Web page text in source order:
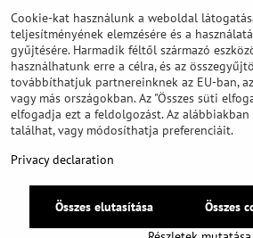
Hogyan válasszuk ki a megfelelő
Hogyan válasszuk ki a megfelelő méretű
Shimano E-Bike Akkumulátor Útmutató
Schwalbe Tubeless Gumik Felfedezése
Cookie-kat használunk a weboldal
teljesítményének elemzésére és a
gyűjtésére. Harmadik féltől származó
használhatunk erre a célra, és az
továbbíthatjuk partnereinknek az EU-ban,
vagy más országokban. Az "Összes süti
elfogadja ezt a feldolgozást. Az
találhat, vagy módosíthatja preferenciáit.
Privacy declaration
Összes
Összes elutasítása